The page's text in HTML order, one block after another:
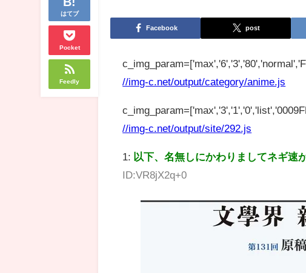
はてブ
Pocket
Feedly
Facebook post
//img-c.net/output/category/anime.js
//img-c.net/output/site/292.js
1: 以下、名無しにかわりましてネギ速
ID:VR8jX2q+0